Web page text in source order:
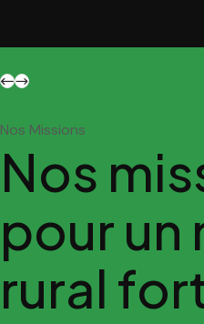
Nos Missions
Nos
pour un
rural